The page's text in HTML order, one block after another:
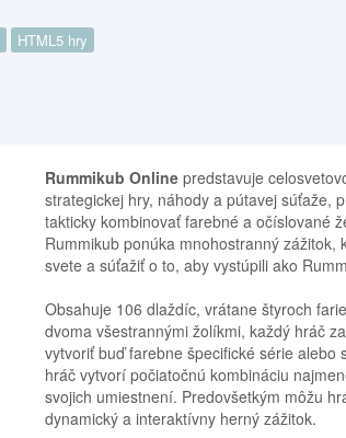
HTML5 hry
Rummikub Online predstavuje
strategickej hry, náhody a pútavej súťaže,
takticky kombinovať farebné a očíslované
Rummikub ponúka mnohostranný
svete a súťažiť o to, aby vystúpili ako
Obsahuje 106 dlaždíc, vrátane štyroch
dvoma všestrannými žolíkmi, každý hráč
vytvoriť buď farebne špecifické série
hráč vytvorí počiatočnú kombináciu
svojich umiestnení. Predovšetkým môžu
dynamický a interaktívny herný zážitok.